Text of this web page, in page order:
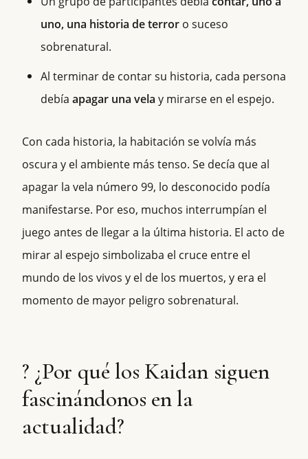
uno, una historia de terroro suceso
sobrenatural.
Al terminar de contar su historia, cada persona
debía apagar una vela y mirarse en el espejo.
Con cada historia, la habitación se volvía más
oscura y el ambiente más tenso. Se decía que al
apagar la vela número 99, lo desconocido podía
manifestarse. Por eso, muchos interrumpían el
juego antes de llegar a la última historia. El acto de
mirar al espejo simbolizaba el cruce entre el
mundo de los vivos y el de los muertos, y era el
momento de mayor peligro sobrenatural.
? ¿Por qué los Kaidan siguen
fascinándonos en la
actualidad?